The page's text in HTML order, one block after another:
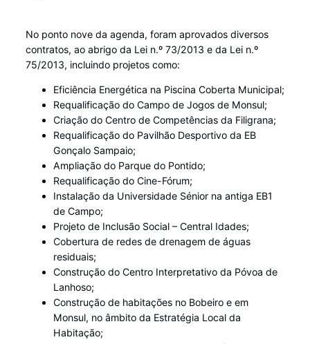
No ponto nove da agenda, foram aprovados diversos
contratos, ao abrigo da Lei n.º 73/2013 e da Lei n.º
75/2013, incluindo projetos como:
Eficiência Energética na Piscina Coberta Municipal;
Requalificação do Campo de Jogos de Monsul;
Criação do Centro de Competências da Filigrana;
Requalificação do Pavilhão Desportivo da EB
Gonçalo Sampaio;
Ampliação do Parque do Pontido;
Requalificação do Cine-Fórum;
Instalação da Universidade Sénior na antiga EB1
de Campo;
Projeto de Inclusão Social – Central Idades;
Cobertura de redes de drenagem de águas
residuais;
Construção do Centro Interpretativo da Póvoa de
Lanhoso;
Construção de habitações no Bobeiro e em
Monsul, no âmbito da Estratégia Local da
Habitação;